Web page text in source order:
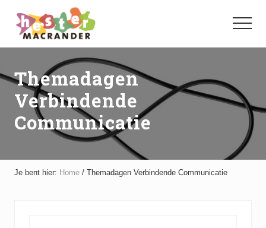
naar
inhoud
naar
Menu
Themadagen
Verbindende
Communicatie
Je bent hier: Home / Themadagen Verbindende Communicatie